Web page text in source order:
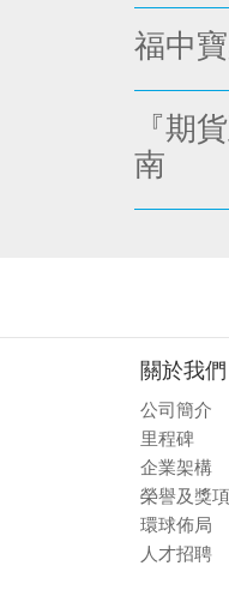
福中
『期
南
關於我們
公司簡介
里程碑
企業架構
榮譽及獎項
環球佈局
人才招聘